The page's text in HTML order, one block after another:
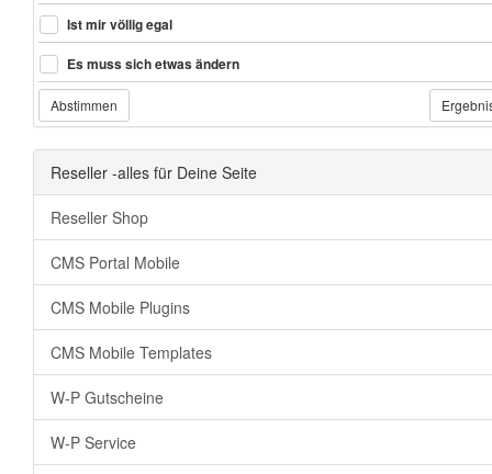
Ist mir völlig egal
Es muss sich etwas ändern
Abstimmen
Reseller -alles für Deine Seite
Reseller Shop
CMS Portal Mobile
CMS Mobile Plugins
CMS Mobile Templates
W-P Gutscheine
W-P Service